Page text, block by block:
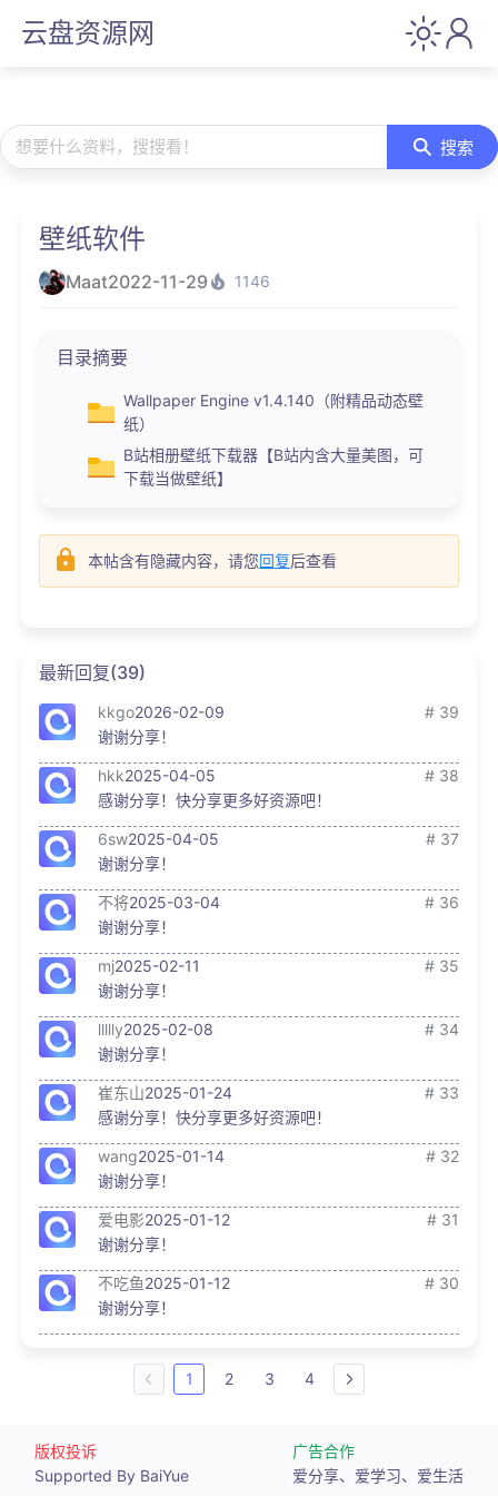
云盘资源网
想要什么资料，搜搜看！ 搜索
壁纸软件
Maat2022-11-29 1146
目录摘要
Wallpaper Engine v1.4.140（附精品动态壁
纸）
B站相册壁纸下载器【B站内含大量美图，可
下载当做壁纸】
本帖含有隐藏内容，请您回复后查看
最新回复(39)
kkgo2026-02-09
# 39
谢谢分享！
hkk2025-04-05
# 38
感谢分享！快分享更多好资源吧！
6sw2025-04-05
# 37
谢谢分享！
不将2025-03-04
# 36
谢谢分享！
mj2025-02-11
# 35
谢谢分享！
llllly2025-02-08
# 34
谢谢分享！
崔东山2025-01-24
# 33
感谢分享！快分享更多好资源吧！
wang2025-01-14
# 32
谢谢分享！
爱电影2025-01-12
# 31
谢谢分享！
不吃鱼2025-01-12
# 30
谢谢分享！
1 2 3 4
版权投诉
Supported By BaiYue
广告合作
爱分享、爱学习、爱生活